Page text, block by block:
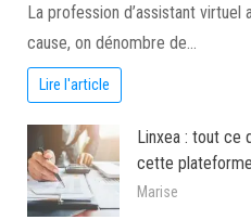
La profession d’assistant virtuel
cause, on dénombre de…
Lire l'article
Linxea : tout ce
cette
Marise